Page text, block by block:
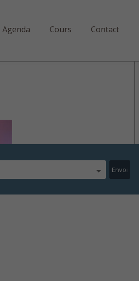
Agenda Cours Contact